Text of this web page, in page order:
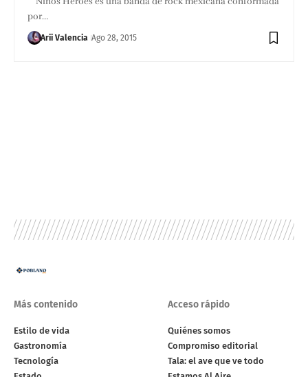
por…
Arii Valencia Ago 28, 2015
Más contenido
Estilo de vida
Gastronomía
Tecnología
Acceso rápido
Quiénes somos
Compromiso editorial
Tala: el ave que ve todo